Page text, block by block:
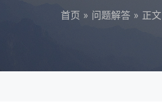
首页 » 问题解答 » 正文